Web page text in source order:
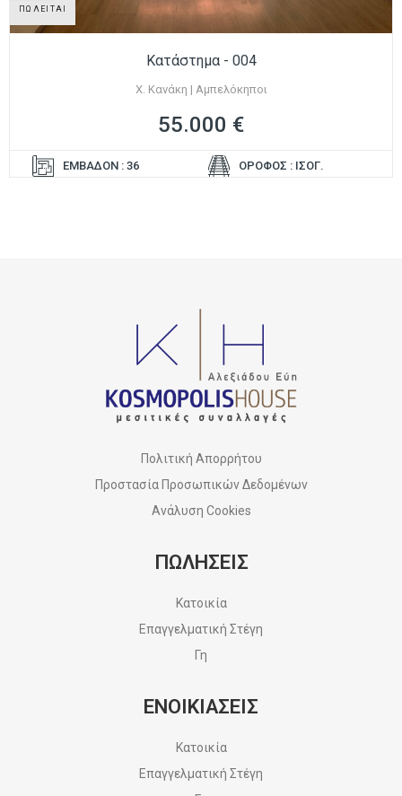
ΠΩΛΕΙΤΑΙ
Κατάστημα - 004
Χ. Κανάκη | Αμπελόκηποι
55.000 €
ΕΜΒΑΔΟΝ : 36 ΟΡΟΦΟΣ : ΙΣΟΓ.
Πολιτική Απορρήτου
Προστασία Προσωπικών Δεδομένων
Ανάλυση Cookies
ΠΩΛΗΣΕΙΣ
Κατοικία
Επαγγελματική Στέγη
Γη
ΕΝΟΙΚΙΑΣΕΙΣ
Κατοικία
Επαγγελματική Στέγη